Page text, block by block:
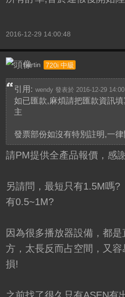
2016-12-29 14:00:48
hortin 720i 中級
引用: wendy 發表於 2016-12-29 14:00
如已匯款,麻煩請把匯款資訊
主
發票部份如沒有特別註明,一
請PM提供全產品報價，感
另請問，最短只有1.5M嗎?
有0.5~1M?
因為很多播放器設備，都
方，太長反而占空間，又
損!